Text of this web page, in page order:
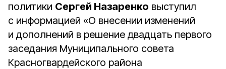
политики Сергей Назаренко выступил
с информацией «О внесении изменений
и дополнений в решение двадцать первого
заседания Муниципального совета
Красногвардейского района